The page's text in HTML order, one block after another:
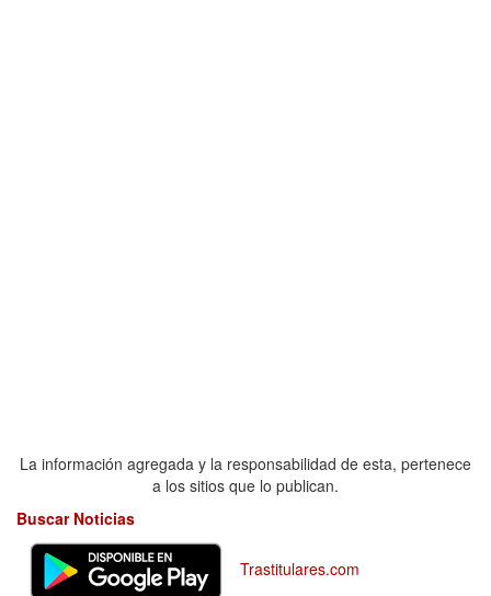
La información agregada y la responsabilidad de esta, pertenece
a los sitios que lo publican.
Buscar Noticias
Trastitulares.com